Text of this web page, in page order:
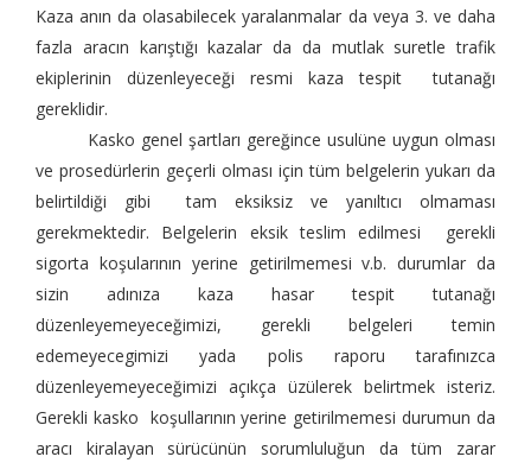
Kaza anın da olasabilecek yaralanmalar da veya 3. ve daha
fazla aracın karıştığı kazalar da da mutlak suretle trafik
ekiplerinin düzenleyeceği resmi kaza tespit tutanağı
gereklidir.
Kasko genel şartları gereğince usulüne uygun olması
ve prosedürlerin geçerli olması için tüm belgelerin yukarı da
belirtildiği gibi tam eksiksiz ve yanıltıcı olmaması
gerekmektedir. Belgelerin eksik teslim edilmesi gerekli
sigorta koşularının yerine getirilmemesi v.b. durumlar da
sizin adınıza kaza hasar tespit tutanağı
düzenleyemeyeceğimizi, gerekli belgeleri temin
edemeyecegimizi yada polis raporu tarafınızca
düzenleyemeyeceğimizi açıkça üzülerek belirtmek isteriz.
Gerekli kasko koşullarının yerine getirilmemesi durumun da
aracı kiralayan sürücünün sorumluluğun da tüm zarar